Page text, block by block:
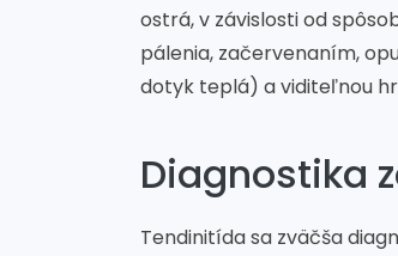
ostrá, v závislosti od
pálenia, začervenaním,
dotyk teplá) a viditeľnou
Diagnostika
Tendinitída sa zväčša